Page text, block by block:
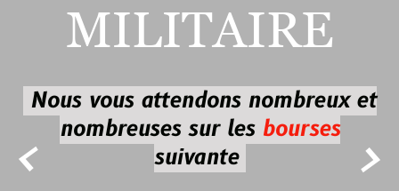
 
MILITAIRE
Nous vous attendons nombreux et
nombreuses sur les bourses
suivante